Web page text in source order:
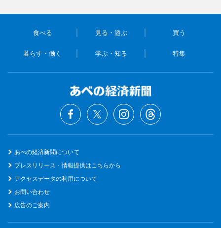
食べる 見る・遊ぶ 買う
暮らす・働く 学ぶ・知る 特集
あべの経済新聞について
プレスリリース・情報提供はこちらから
アクセスデータの利用について
お問い合わせ
広告のご案内